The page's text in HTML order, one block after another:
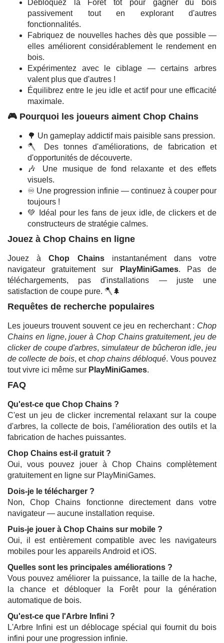
Débloquez la Forêt tôt pour gagner du bois
passivement tout en explorant d'autres
fonctionnalités.
Fabriquez de nouvelles haches dès que possible —
elles améliorent considérablement le rendement en
bois.
Expérimentez avec le ciblage — certains arbres
valent plus que d'autres !
Équilibrez entre le jeu idle et actif pour une efficacité
maximale.
🎮 Pourquoi les joueurs aiment Chop Chains
🌳 Un gameplay addictif mais paisible sans pression.
🪓 Des tonnes d'améliorations, de fabrication et
d'opportunités de découverte.
🎶 Une musique de fond relaxante et des effets
visuels.
♾️ Une progression infinie — continuez à couper pour
toujours !
💚 Idéal pour les fans de jeux idle, de clickers et de
constructeurs de stratégie calmes.
Jouez à Chop Chains en ligne
Jouez àChop Chainsinstantanément dans votre
navigateur gratuitement sur
PlayMiniGames. Pas de
téléchargements, pas d'installations — juste une
satisfaction de coupe pure. 🪓🌲
Requêtes de recherche populaires
Les joueurs trouvent souvent ce jeu en recherchant : Chop
Chains en ligne,jouer à Chop Chains gratuitement,jeu de
clicker de coupe d'arbres, simulateur de bûcheron idle, jeu
de collecte de bois, et chop chains débloqué. Vous pouvez
tout vivre ici même sur PlayMiniGames.
FAQ
Qu'est-ce que Chop Chains ?
C'est un jeu de clicker incremental relaxant sur la coupe
d'arbres, la collecte de bois, l'amélioration des outils et la
fabrication de haches puissantes.
Chop Chains est-il gratuit ?
Oui, vous pouvez jouer à Chop Chains complètement
gratuitement en ligne sur PlayMiniGames.
Dois-je le télécharger ?
Non, Chop Chains fonctionne directement dans votre
navigateur — aucune installation requise.
Puis-je jouer à Chop Chains sur mobile ?
Oui, il est entièrement compatible avec les navigateurs
mobiles pour les appareils Android et iOS.
Quelles sont les principales améliorations ?
Vous pouvez améliorer la puissance, la taille de la hache,
la chance et débloquer la Forêt pour la génération
automatique de bois.
Qu'est-ce que l'Arbre Infini ?
L'Arbre Infini est un déblocage spécial qui fournit du bois
infini pour une progression infinie.